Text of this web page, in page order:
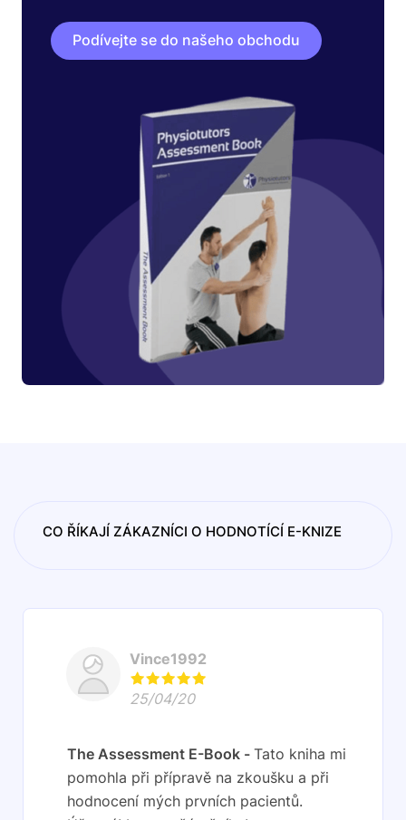
Podívejte se do našeho obchodu
CO ŘÍKAJÍ ZÁKAZNÍCI O HODNOTÍCÍ E-KNIZE
Vince1992
25/04/20
The Assessment E-Book
Tato kniha mi
pomohla při přípravě na zkoušku a při
hodnocení mých prvních pacientů.